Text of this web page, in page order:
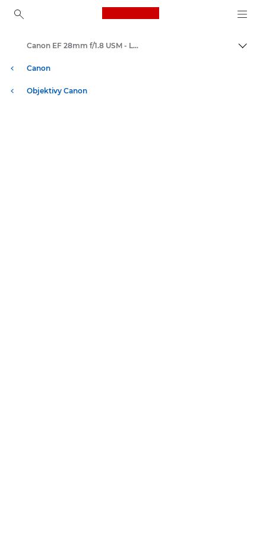
Canon Logo, back to
Canon
Objektivy Canon
Canon EF 28mm f/1.8 USM - Lenses - Camera & Photo lenses